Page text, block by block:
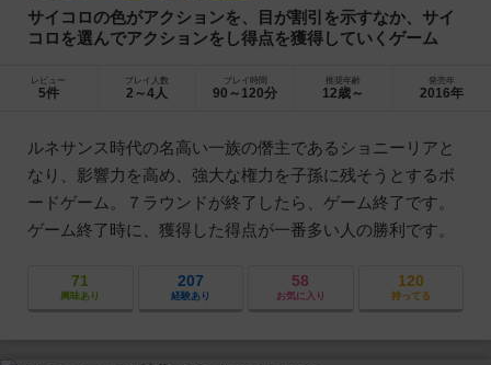
サイコロの色がアクションを、目が割引を示すなか、サイ
コロを選んでアクションをし得点を獲得していくゲーム
レビュー
5件
プレイ人数
2～4人
プレイ時間
90～120分
推奨年齢
12歳～
発売年
2016年
ルネサンス時代の名高い一族の僭主であるショニーリアと
なり、影響力を高め、強大な権力を子孫に残そうとするボ
ードゲーム。７ラウンドが終了したら、ゲーム終了です。
ゲーム終了時に、獲得した得点が一番多い人の勝利です。
71
興味あり
207
経験あり
58
お気に入り
120
持ってる